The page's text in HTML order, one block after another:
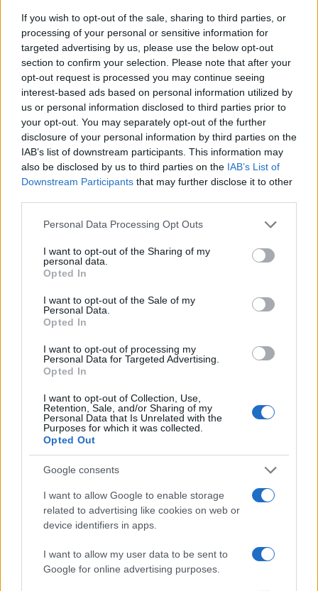
If you wish to opt-out of the sale, sharing to third parties, or
processing of your personal or sensitive information for
targeted advertising by us, please use the below opt-out
section to confirm your selection. Please note that after your
opt-out request is processed you may continue seeing
interest-based ads based on personal information utilized by
us or personal information disclosed to third parties prior to
your opt-out. You may separately opt-out of the further
disclosure of your personal information by third parties on the
IAB’s list of downstream participants. This information may
also be disclosed by us to third parties on the IAB’s List of
Downstream Participants that may further disclose it to other
Please note that this website/app uses one or more Google
not limited to your visit or usage behaviour. You may click to
grant or deny consent to Google and its third-party tags to
use your data for below specified purposes in below Google
consent section.
Personal Data Processing Opt Outs
I want to opt-out of the Sharing of my
personal data.
Opted In
I want to opt-out of the Sale of my
Personal Data.
Opted In
I want to opt-out of processing my
Personal Data for Targeted Advertising.
Opted In
I want to opt-out of Collection, Use,
Retention, Sale, and/or Sharing of my
Personal Data that Is Unrelated with the
Purposes for which it was collected.
Opted Out
Google consents
I want to allow Google to enable storage
related to advertising like cookies on web or
device identifiers in apps.
I want to allow my user data to be sent to
Google for online advertising purposes.
SOSTENIBILITÀ
Filiera del grano duro in crisi: produzione record ma